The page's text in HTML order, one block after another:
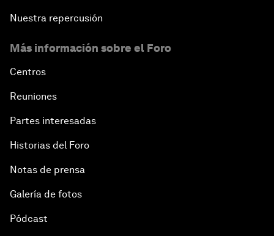
Nuestra repercusión
Más información sobre el Foro
Centros
Reuniones
Partes interesadas
Historias del Foro
Notas de prensa
Galería de fotos
Pódcast